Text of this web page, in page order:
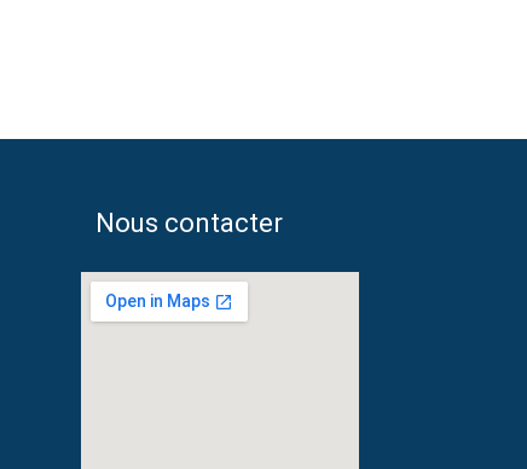
Nous contacter